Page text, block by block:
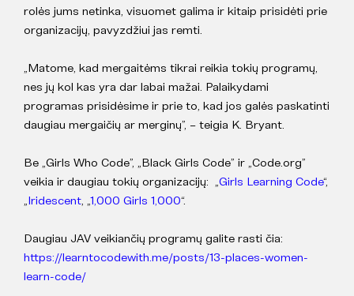
rolės jums netinka, visuomet galima ir kitaip prisidėti prie
organizacijų, pavyzdžiui jas remti.
„Matome, kad mergaitėms tikrai reikia tokių programų,
nes jų kol kas yra dar labai mažai. Palaikydami
programas prisidėsime ir prie to, kad jos galės paskatinti
daugiau mergaičių ar merginų”, – teigia K. Bryant.
Be „Girls Who Code”, „Black Girls Code” ir „Code.org”
veikia ir daugiau tokių organizacijų: „Girls Learning Code“,
„Iridescent, „1,000 Girls 1,000“.
Daugiau JAV veikiančių programų galite rasti čia:
https://learntocodewith.me/posts/13-places-women-
learn-code/